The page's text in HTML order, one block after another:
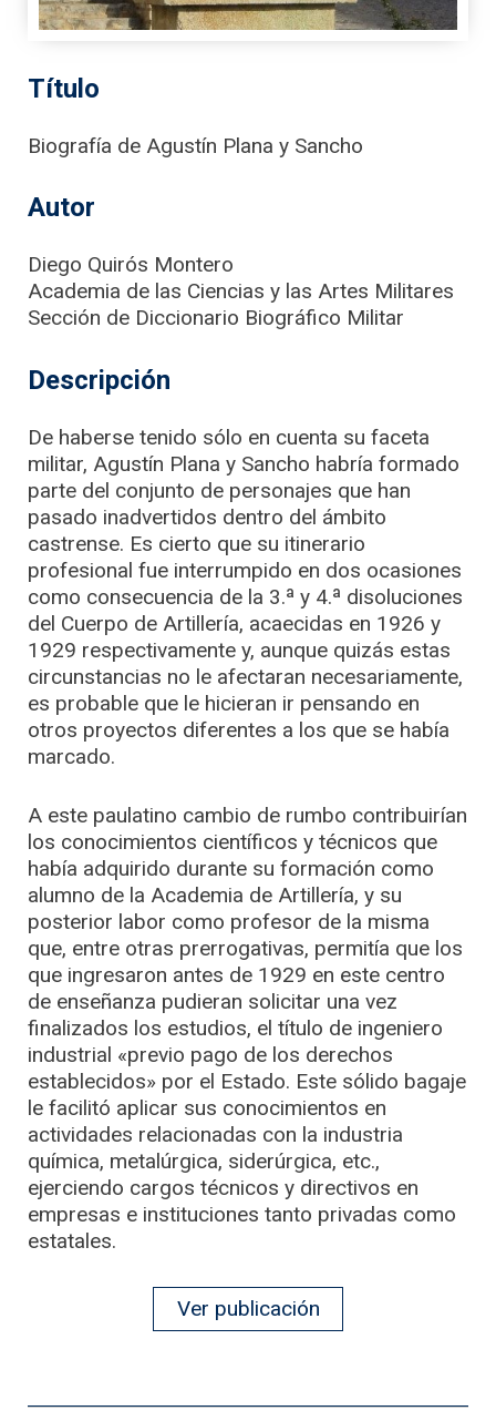
Título
Biografía de Agustín Plana y Sancho
Autor
Diego Quirós Montero
Academia de las Ciencias y las Artes Militares
Sección de Diccionario Biográfico Militar
Descripción
De haberse tenido sólo en cuenta su faceta
militar, Agustín Plana y Sancho habría formado
parte del conjunto de personajes que han
pasado inadvertidos dentro del ámbito
castrense. Es cierto que su itinerario
profesional fue interrumpido en dos ocasiones
como consecuencia de la 3.ª y 4.ª disoluciones
del Cuerpo de Artillería, acaecidas en 1926 y
1929 respectivamente y, aunque quizás estas
circunstancias no le afectaran necesariamente,
es probable que le hicieran ir pensando en
otros proyectos diferentes a los que se había
marcado.
A este paulatino cambio de rumbo contribuirían
los conocimientos científicos y técnicos que
había adquirido durante su formación como
alumno de la Academia de Artillería, y su
posterior labor como profesor de la misma
que, entre otras prerrogativas, permitía que los
que ingresaron antes de 1929 en este centro
de enseñanza pudieran solicitar una vez
finalizados los estudios, el título de ingeniero
industrial «previo pago de los derechos
establecidos» por el Estado. Este sólido bagaje
le facilitó aplicar sus conocimientos en
actividades relacionadas con la industria
química, metalúrgica, siderúrgica, etc.,
ejerciendo cargos técnicos y directivos en
empresas e instituciones tanto privadas como
estatales.
Ver publicación